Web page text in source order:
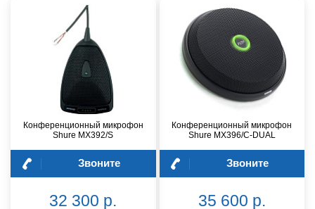
Конференционный микрофон
Shure MX392/S
Звоните
32 300 р.
Конференционный микрофон
Shure MX396/C-DUAL
Звоните
35 600 р.